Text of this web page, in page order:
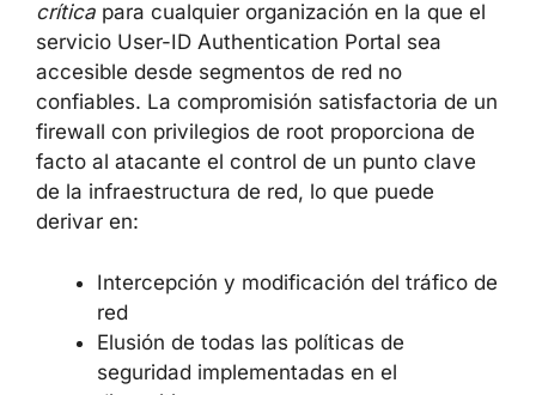
capacidades completas de monitorización y
de agentes de seguridad como los que se
despliegan en los endpoints tradicionales.
EVALUACIÓN DEL IMPACTO
La vulnerabilidad representa una amenaza
críticapara cualquier organización en la que
accesible desde segmentos de red no
confiables. La compromisión satisfactoria de
un firewall con privilegios de root proporciona
de facto al atacante el control de un punto